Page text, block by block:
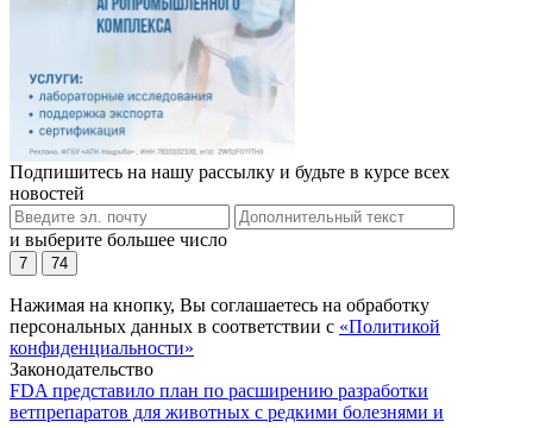
Подпишитесь на нашу рассылку и будьте в курсе всех
новостей
и выберите большее число
7 74
Нажимая на кнопку, Вы соглашаетесь на обработку
персональных данных в соответствии с «Политикой
конфиденциальности»
Законодательство
FDA представило план по расширению разработки
ветпрепаратов для животных с редкими болезнями и